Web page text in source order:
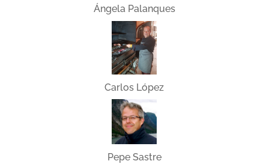
Ángela Palanques
Carlos López
Pepe Sastre